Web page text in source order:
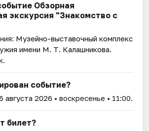
Обзорная
экскурсия "Знакомство с
Музейно-выставочный комплекс
имени М. Т. Калашникова.
событие?
августа 2026 • воскресенье • 11:00.
билет?